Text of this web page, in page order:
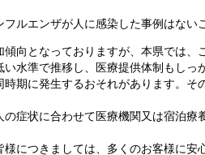
エンザが人に感染した事例はない
向となっておりますが、本県では
水準で推移し、医療提供体制もしっ
期に発生するおそれがあります。
症状に合わせて医療機関又は宿泊
につきましては、多くのお客様に